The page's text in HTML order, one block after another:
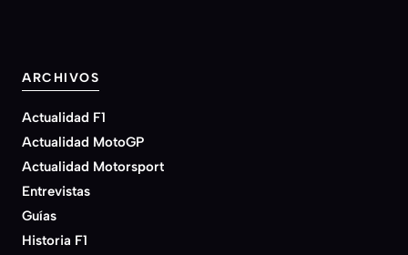
ARCHIVOS
Actualidad F1
Actualidad MotoGP
Actualidad Motorsport
Entrevistas
Guías
Historia F1